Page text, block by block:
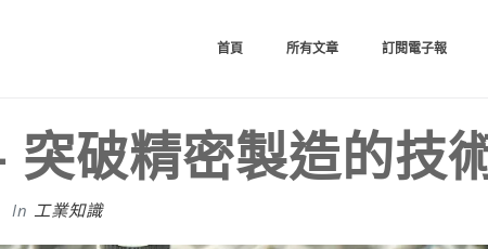
首頁 所有文章 訂閱電子報
突破精密製造的技
In 工業知識